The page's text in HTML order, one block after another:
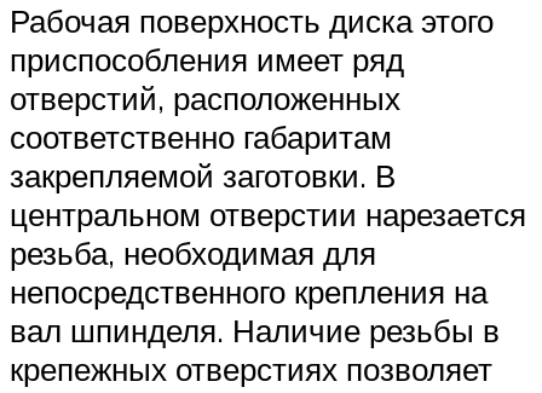
Рабочая поверхность диска этого
приспособления имеет ряд
отверстий, расположенных
соответственно габаритам
закрепляемой заготовки. В
центральном отверстии нарезается
резьба, необходимая для
непосредственного крепления на
вал шпинделя. Наличие резьбы в
крепежных отверстиях позволяет